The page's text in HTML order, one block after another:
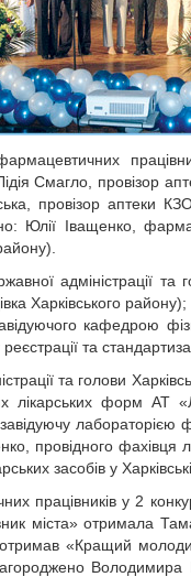
Смагло, провізор
провізор аптеки КЗОЗ
Юлії Іващенко,
адміністрації та
Харківського
кафедрою
реєстрації та
та голови
форм АТ
лабораторією
фахівця
засобів у
працівників у 2
міста» отримала
«Кращий
Володимира